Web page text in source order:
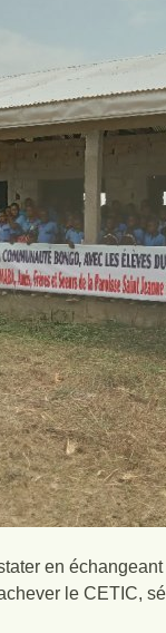
en
le CETIC,